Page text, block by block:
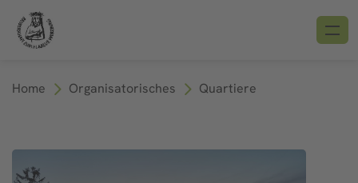
Home Organisatorisches Quartiere